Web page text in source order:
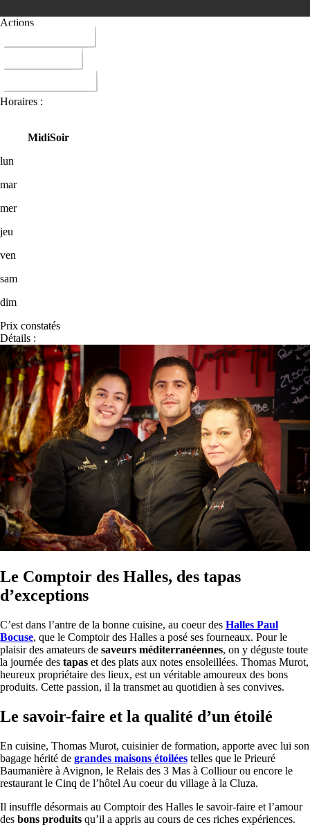
Actions
Horaires :
MidiSoir
lun
mar
mer
jeu
ven
sam
dim
Prix constatés
Détails :
Le Comptoir des Halles, des tapas
d’exceptions
C’est dans l’antre de la bonne cuisine, au coeur des Halles Paul
Bocuse, que le Comptoir des Halles a posé ses fourneaux. Pour le
plaisir des amateurs de saveurs méditerranéennes, on y déguste toute
la journée des tapas et des plats aux notes ensoleillées. Thomas Murot,
heureux propriétaire des lieux, est un véritable amoureux des bons
produits. Cette passion, il la transmet au quotidien à ses convives.
Le savoir-faire et la qualité d’un étoilé
En cuisine, Thomas Murot, cuisinier de formation, apporte avec lui son
bagage hérité de grandes maisons étoilées telles que le Prieuré
Baumanière à Avignon, le Relais des 3 Mas à Colliour ou encore le
restaurant le Cinq de l’hôtel Au coeur du village à la Cluza.
Il insuffle désormais au Comptoir des Halles le savoir-faire et l’amour
des bons produits qu’il a appris au cours de ces riches expériences.